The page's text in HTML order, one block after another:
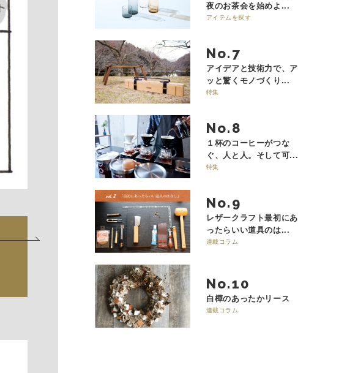
夜のお茶会を始めよ...
アイテムを探す
No.
アイデアと技術力で、ア
ッと驚くモノづくり...
特集
No.
１杯のコーヒーがつな
ぐ、人と人。そして可...
特集
No.
レザークラフト最初にあ
ったらいい道具のは...
連載コラム
No.
白樺のあったかリース
連載コラム